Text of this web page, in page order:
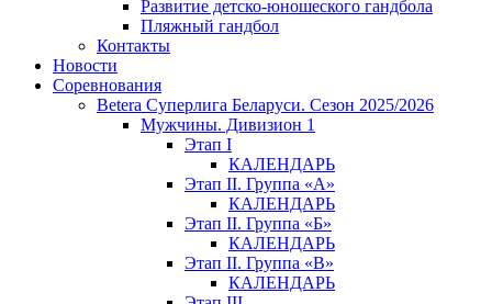
Развитие детско-юношеского гандбола
Пляжный гандбол
Контакты
Новости
Соревнования
Betera Суперлига Беларуси. Сезон 2025/2026
Мужчины. Дивизион 1
Этап I
КАЛЕНДАРЬ
Этап II. Группа «А»
КАЛЕНДАРЬ
Этап II. Группа «Б»
КАЛЕНДАРЬ
Этап II. Группа «В»
КАЛЕНДАРЬ